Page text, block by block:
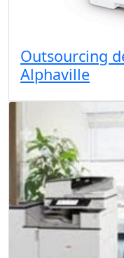
Outsourcing
Alphaville